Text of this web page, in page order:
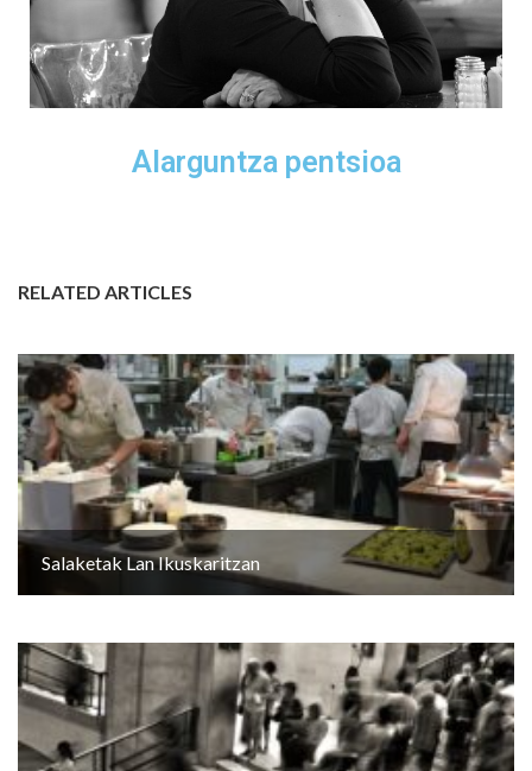
Alarguntza pentsioa
RELATED ARTICLES
Salaketak Lan Ikuskaritzan